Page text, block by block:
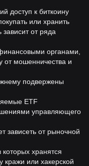
доступ к биткоину
или хранить
от ряда
органами,
от мошенничества и
подвержены
ETF
управляющего
зависеть от рыночной
которых хранятся
кражи или хакерской